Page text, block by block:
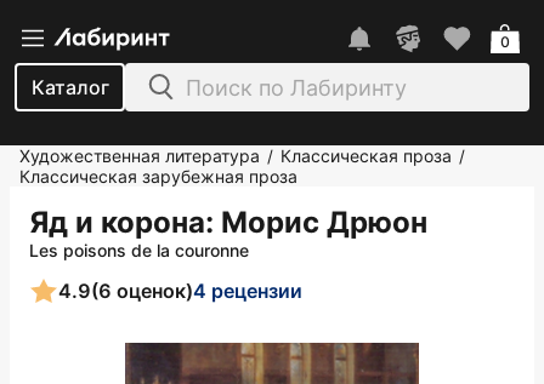
Каталог
0
Художественная литература / Классическая проза /
Классическая зарубежная проза
Яд и корона: Морис Дрюон
Les poisons de la couronne
4.9(6 оценок)4 рецензии